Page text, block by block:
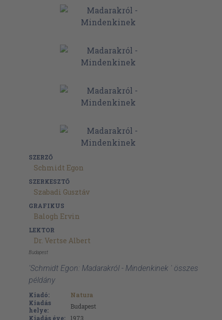
SZERZŐ
Schmidt Egon
SZERKESZTŐ
Szabadi Gusztáv
GRAFIKUS
Balogh Ervin
LEKTOR
Dr. Vertse Albert
Budapest
'Schmidt Egon: Madarakról - Mindenkinek ' összes
példány
Kiadó:
Natura
Kiadás
helye:
Budapest
Kiadás éve:
1973